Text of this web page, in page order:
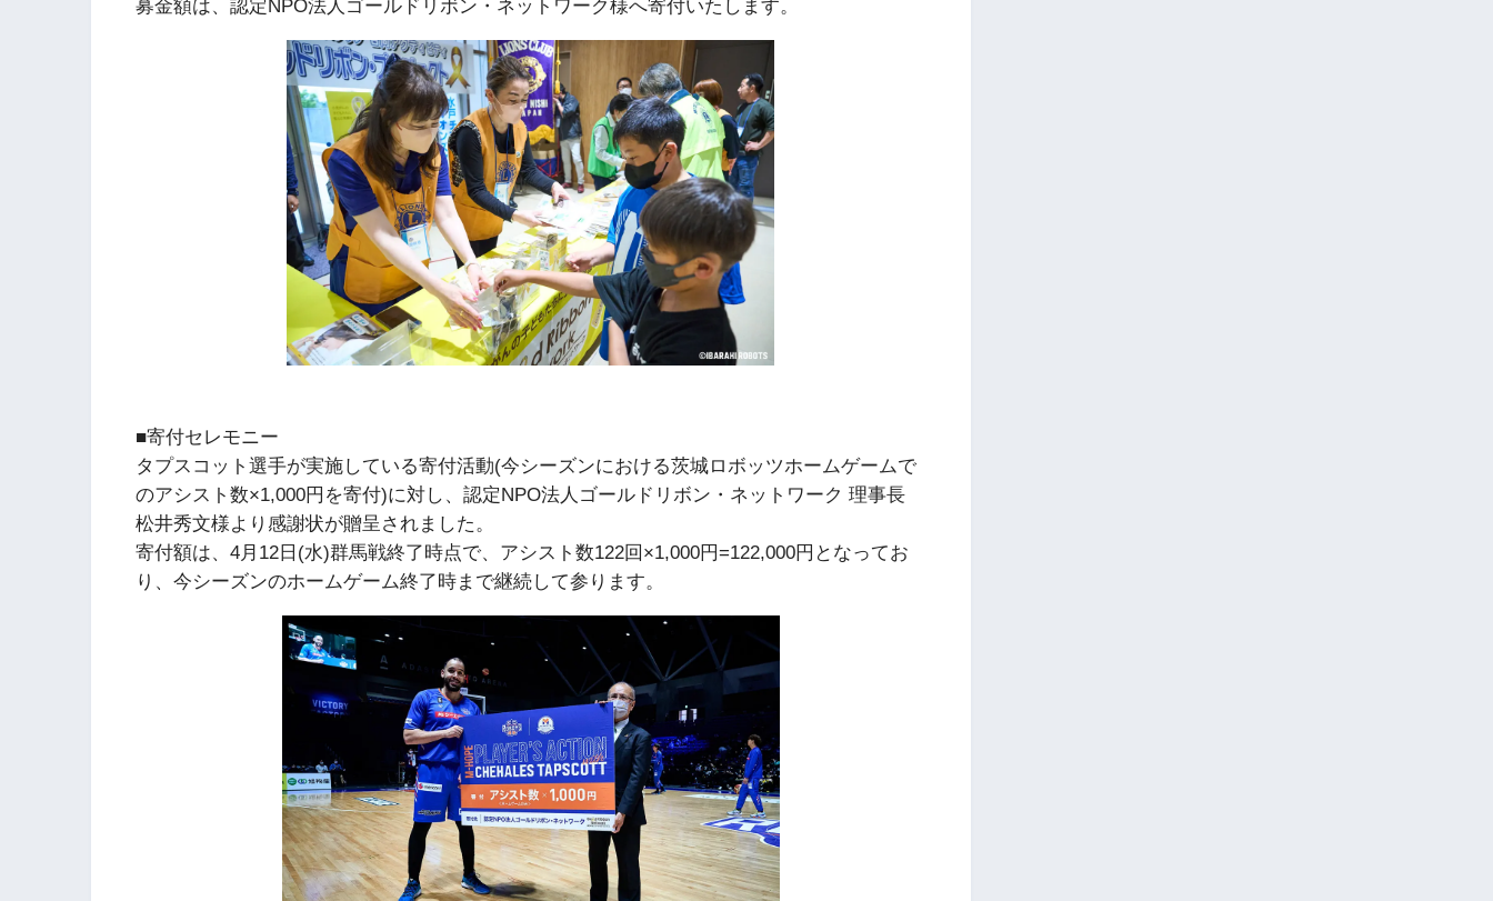
募金額は、認定NPO法人ゴールドリボン・ネットワーク様へ寄付いたします。
■寄付セレモニー
タプスコット選手が実施している寄付活動(今シーズンにおける茨城ロボッツホームゲームで
のアシスト数×1,000円を寄付)に対し、認定NPO法人ゴールドリボン・ネットワーク 理事長
松井秀文様より感謝状が贈呈されました。
寄付額は、4月12日(水)群馬戦終了時点で、アシスト数122回×1,000円=122,000円となってお
り、今シーズンのホームゲーム終了時まで継続して参ります。